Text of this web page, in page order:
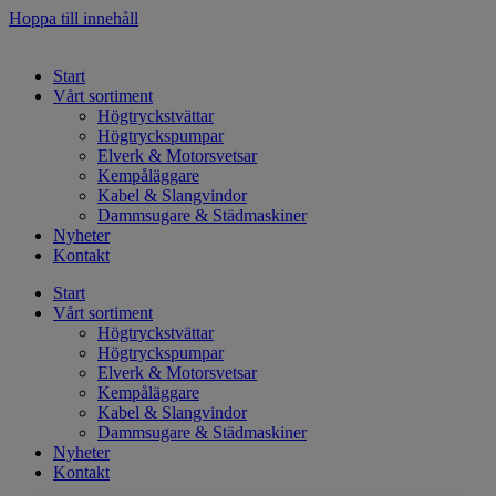
Hoppa till innehåll
Start
Vårt sortiment
Högtryckstvättar
Högtryckspumpar
Elverk & Motorsvetsar
Kempåläggare
Kabel & Slangvindor
Dammsugare & Städmaskiner
Nyheter
Kontakt
Start
Vårt sortiment
Högtryckstvättar
Högtryckspumpar
Elverk & Motorsvetsar
Kempåläggare
Kabel & Slangvindor
Dammsugare & Städmaskiner
Nyheter
Kontakt